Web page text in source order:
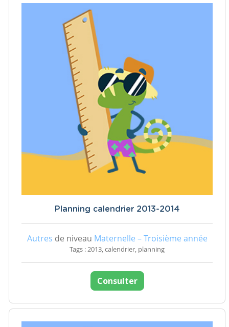
Planning calendrier 2013-2014
Autres de niveau Maternelle – Troisième année
Tags : 2013, calendrier, planning
Consulter